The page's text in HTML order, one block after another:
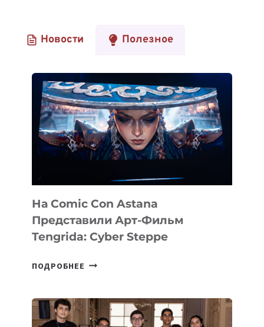
Новости Полезное
На Comic Con Astana
Представили Арт-Фильм
Tengrida: Cyber Steppe
ПОДРОБНЕЕ НА
ASTANA
ПРЕДСТАВИЛИ